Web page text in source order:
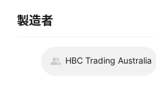
製造者
HBC Trading Australia